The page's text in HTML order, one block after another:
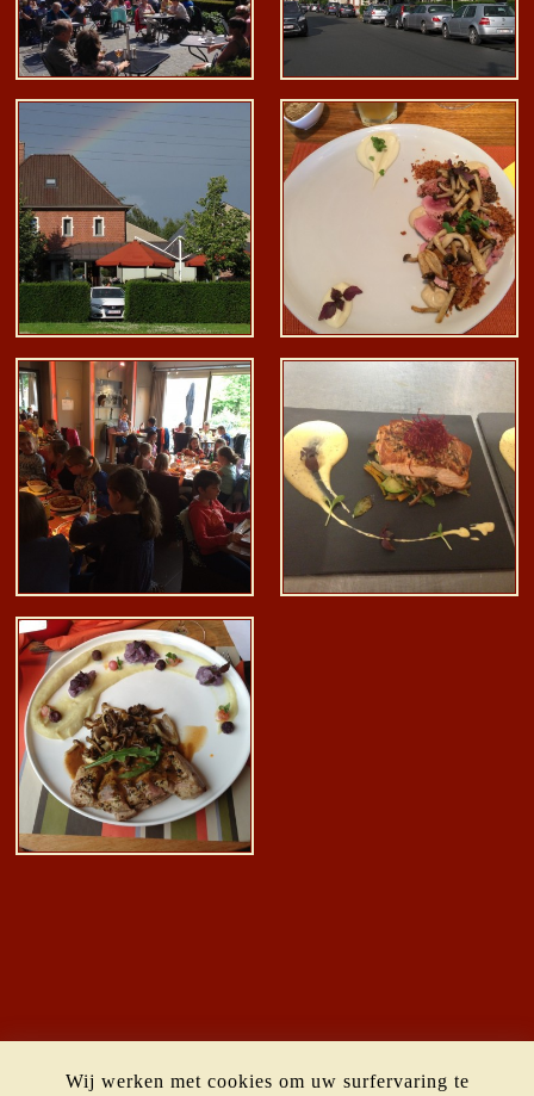
Wij werken met cookies om uw surfervaring te